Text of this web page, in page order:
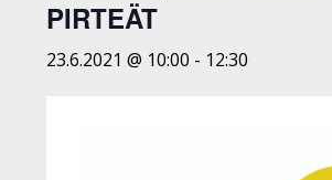
PIRTEÄT
23.6.2021 @ 10:00 - 12:30